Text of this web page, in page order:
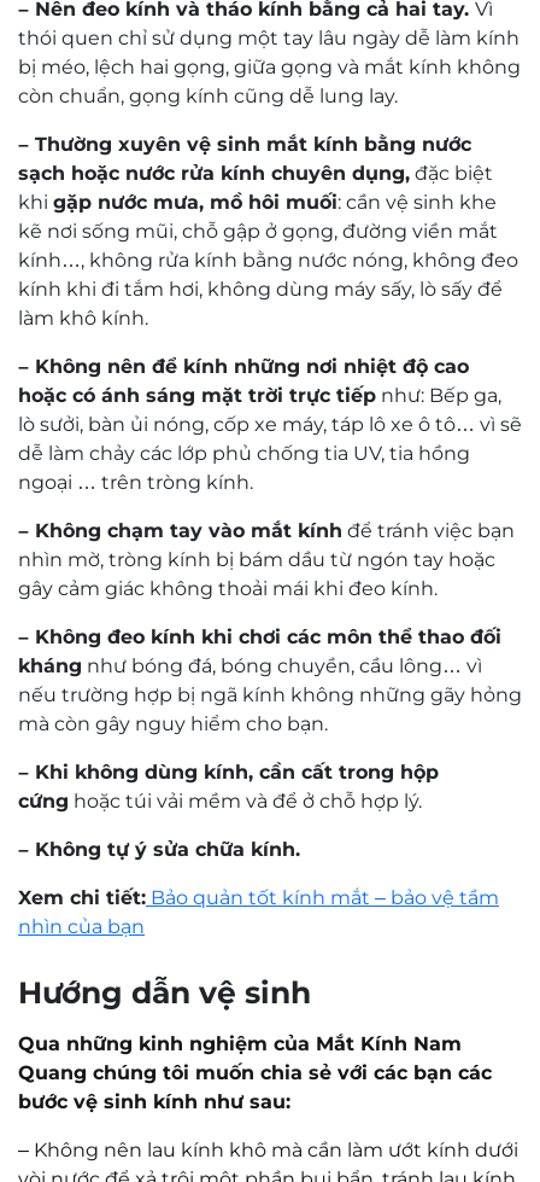
2 star
0%
1 star
0%
Search
0 of 0 reviews
Sorry, no reviews match your current selections
Đội ngũ kỹ thuật viên
Mr. Nguyễn Trọng Nghĩa
Kỹ thuật viên khúc xạ Nguyễn Trọng Nghĩa
có trên 30 năm kinh nghiệm về đo khúc xạ và
mài lắp kính.